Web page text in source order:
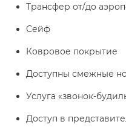
Трансфер от/до
Сейф
Ковровое покрытие
Доступны смежные
Услуга «звонок-
Доступ в